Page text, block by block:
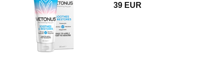
39 EUR